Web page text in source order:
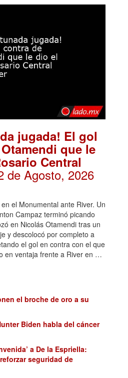
jugada! El gol
que le
Central
de Agosto, 2026
el Monumental ante River. Un
Campaz terminó picando
en Nicolás Otamendi tras un
y descolocó por completo a
el gol en contra con el que
en ventaja frente a River en …
el broche de oro a su
Biden habla del cáncer
a De la Espriella:
seguridad de